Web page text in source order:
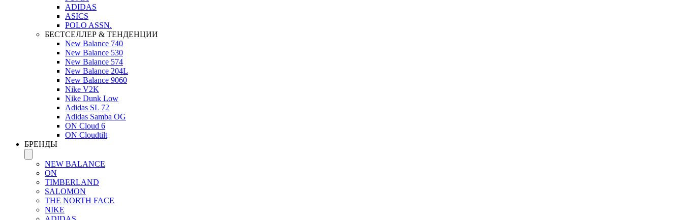
ADIDAS
ASICS
POLO ASSN.
БЕСТСЕЛЛЕР & ТЕНДЕНЦИИ
New Balance 740
New Balance 530
New Balance 574
New Balance 204L
New Balance 9060
Nike V2K
Nike Dunk Low
Adidas SL 72
Adidas Samba OG
ON Cloud 6
ON Cloudtilt
БРЕНДЫ
NEW BALANCE
ON
TIMBERLAND
SALOMON
THE NORTH FACE
NIKE